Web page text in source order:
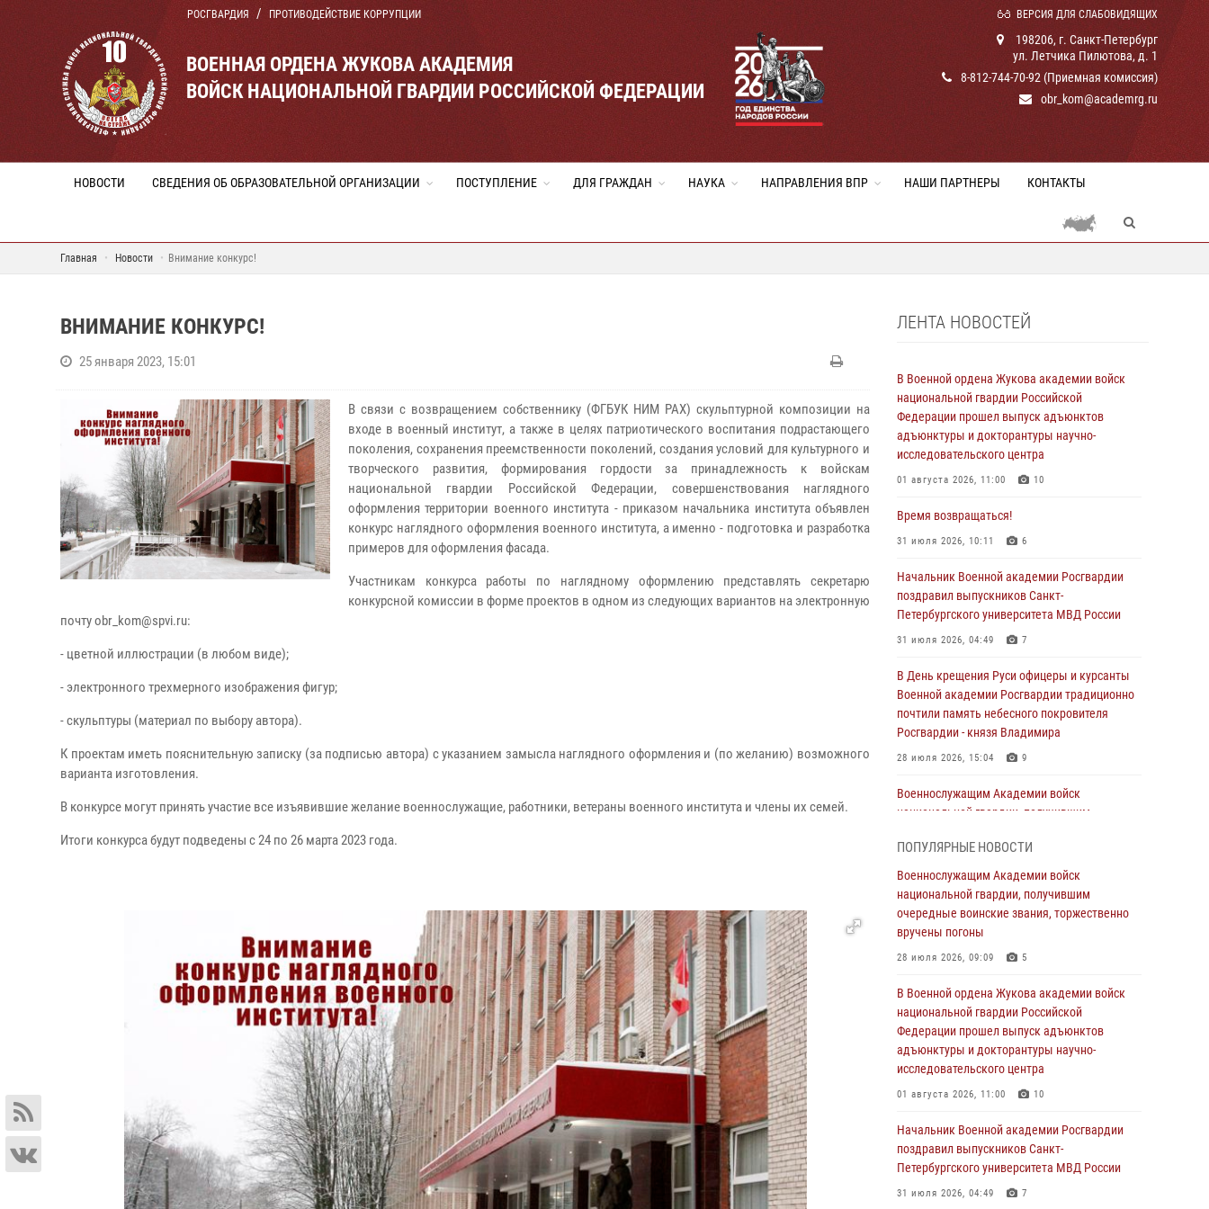
РОСГВАРДИЯ ПРОТИВОДЕЙСТВИЕ КОРРУПЦИИ ВЕРСИЯ ДЛЯ СЛАБОВИДЯЩИХ
ВОЕННАЯ ОРДЕНА ЖУКОВА АКАДЕМИЯ
ВОЙСК НАЦИОНАЛЬНОЙ ГВАРДИИ РОССИЙСКОЙ ФЕДЕРАЦИИ
198206, г. Санкт-Петербург
ул. Летчика Пилютова, д. 1
8-812-744-70-92 (Приемная комиссия)
obr_kom@academrg.ru
НОВОСТИ СВЕДЕНИЯ ОБ ОБРАЗОВАТЕЛЬНОЙ ОРГАНИЗАЦИИ ПОСТУПЛЕНИЕ ДЛЯ ГРАЖДАН НАУКА НАПРАВЛЕНИЯ ВПР НАШИ ПАРТНЕРЫ КОНТАКТЫ
Главная Новости Внимание конкурс!
ВНИМАНИЕ КОНКУРС!
25 января 2023, 15:01
В связи с возвращением собственнику (ФГБУК НИМ РАХ) скульптурной композиции на
входе в военный институт, а также в целях патриотического воспитания подрастающего
поколения, сохранения преемственности поколений, создания условий для культурного и
творческого развития, формирования гордости за принадлежность к войскам
национальной гвардии Российской Федерации, совершенствования наглядного
оформления территории военного института - приказом начальника института объявлен
конкурс наглядного оформления военного института, а именно - подготовка и разработка
примеров для оформления фасада.
Участникам конкурса работы по наглядному оформлению представлять секретарю
конкурсной комиссии в форме проектов в одном из следующих вариантов на электронную
почту obr_kom@spvi.ru:
- цветной иллюстрации (в любом виде);
- электронного трехмерного изображения фигур;
- скульптуры (материал по выбору автора).
К проектам иметь пояснительную записку (за подписью автора) с указанием замысла наглядного оформления и (по желанию) возможного
варианта изготовления.
В конкурсе могут принять участие все изъявившие желание военнослужащие, работники, ветераны военного института и члены их семей.
Итоги конкурса будут подведены с 24 по 26 марта 2023 года.
ЛЕНТА НОВОСТЕЙ
В Военной ордена Жукова академии войск
национальной гвардии Российской
Федерации прошел выпуск адъюнктов
адъюнктуры и докторантуры научно-
исследовательского центра
01 августа 2026, 11:00 10
Время возвращаться!
31 июля 2026, 10:11 6
Начальник Военной академии Росгвардии
поздравил выпускников Санкт-
Петербургского университета МВД России
31 июля 2026, 04:49 7
В День крещения Руси офицеры и курсанты
Военной академии Росгвардии традиционно
почтили память небесного покровителя
Росгвардии - князя Владимира
28 июля 2026, 15:04 9
Военнослужащим Академии войск
национальной гвардии, получившим
вручены погоны
28 июля 2026, 09:09 5
В Военной академии Росгвардии оглашены
итоги абитуриентских сборов 2026 года
27 июля 2026, 14:49 7
Военная академия информирует!
23 июля 2026, 04:51
Курсант Военной академии войск
национальной гвардии принял участие в
профориентационной встрече в Иверском
22 июля 2026, 09:41 6
Мастер‑класс по стрельбе: точность, тактика,
профессионализм
ПОПУЛЯРНЫЕ НОВОСТИ
Военнослужащим Академии войск
национальной гвардии, получившим
очередные воинские звания, торжественно
вручены погоны
28 июля 2026, 09:09 5
В Военной ордена Жукова академии войск
национальной гвардии Российской
Федерации прошел выпуск адъюнктов
адъюнктуры и докторантуры научно-
исследовательского центра
01 августа 2026, 11:00 10
Начальник Военной академии Росгвардии
поздравил выпускников Санкт-
Петербургского университета МВД России
31 июля 2026, 04:49 7